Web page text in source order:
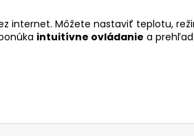
internet. Môžete nastaviť teplotu,
intuitívne ovládanie a